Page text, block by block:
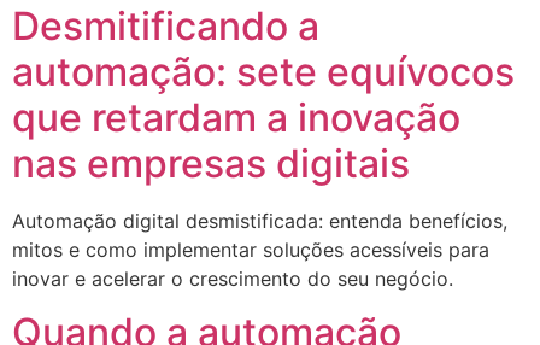
Desmitificando a
automação: sete equívocos
que retardam a inovação
nas empresas digitais
Automação digital desmistificada: entenda benefícios,
mitos e como implementar soluções acessíveis para
inovar e acelerar o crescimento do seu negócio.
Quando a automação